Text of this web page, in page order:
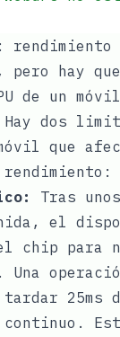
hay
de un
dos
que
Tras
el
chip para
Una
25ms
continuo.